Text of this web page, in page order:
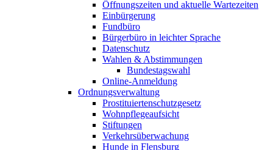
Öffnungszeiten und aktuelle Wartezeiten
Einbürgerung
Fundbüro
Bürgerbüro in leichter Sprache
Datenschutz
Wahlen & Abstimmungen
Bundestagswahl
Online-Anmeldung
Ordnungsverwaltung
Prostituiertenschutzgesetz
Wohnpflegeaufsicht
Stiftungen
Verkehrsüberwachung
Hunde in Flensburg